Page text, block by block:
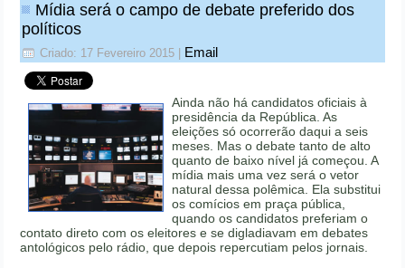
Mídia será o campo de debate preferido dos
políticos
Criado: 17 Fevereiro 2015 Email
Ainda não há candidatos oficiais à
presidência da República. As
eleições só ocorrerão daqui a seis
meses. Mas o debate tanto de alto
quanto de baixo nível já começou. A
mídia mais uma vez será o vetor
natural dessa polêmica. Ela substitui
os comícios em praça pública,
quando os candidatos preferiam o
contato direto com os eleitores e se digladiavam em debates
antológicos pelo rádio, que depois repercutiam pelos jornais.